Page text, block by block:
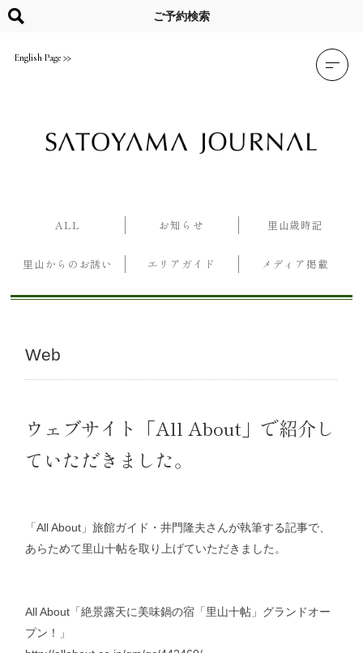
content
English Page
ご予約検索
ALL お知らせ 里山歳時記
里山からのお誘い エリアガイド メディア掲載
Web
ウェブサイト「All About」で紹介し
ていただきました。
「All About」旅館ガイド・井門隆夫さんが執筆する記事で、
あらためて里山十帖を取り上げていただきました。
All About「絶景露天に美味鍋の宿「里山十帖」グランドオー
プン！」